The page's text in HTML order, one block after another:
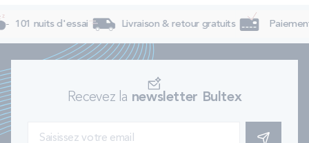
101 nuits d'essai Livraison & retour gratuits
Recevez la newsletter Bultex
S'INSCRIRE